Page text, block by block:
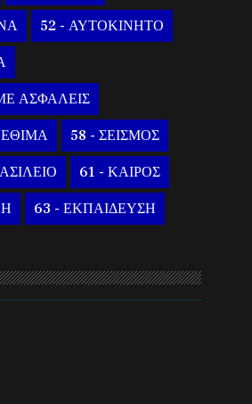
52 - ΑΥΤΟΚΙΝΗΤΟ
ΑΣΦΑΛΕΙΣ
ΕΘΙΜΑ 58 - ΣΕΙΣΜΟΣ
61 - ΚΑΙΡΟΣ
63 - ΕΚΠΑΙΔΕΥΣΗ